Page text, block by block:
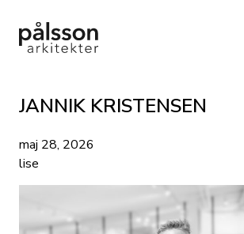
JANNIK KRISTENSEN
maj 28, 2026
lise